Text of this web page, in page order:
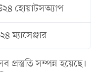
হোয়াটসঅ্যাপ
ম্যাসেঞ্জার
প্রস্তুতি সম্পন্ন হয়েছে।